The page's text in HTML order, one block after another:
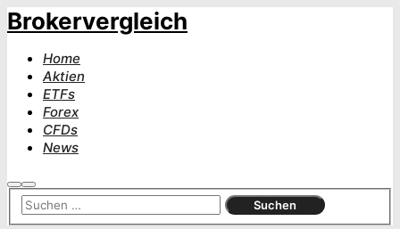
Brokervergleich
Home
Aktien
ETFs
Forex
CFDs
News
Suchen
Hauptmenü